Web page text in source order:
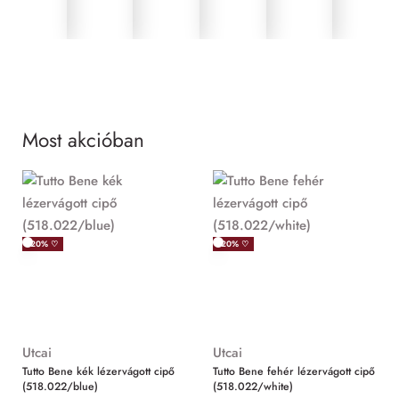
Most akcióban
-20% ♡
Utcai
Tutto Bene kék lézervágott cipő
(518.022/blue)
-20% ♡
Utcai
Tutto Bene fehér lézervágott cipő
(518.022/white)